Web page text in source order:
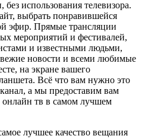
использования телевизора.
выбрать понравившейся
эфир. Прямые трансляции
мероприятий и фестивалей,
и известными людьми,
новости и всеми любимые
на экране вашего
Всё что вам нужно это
а мы предоставим вам
тв в самом лучшем
лучшее качество вещания